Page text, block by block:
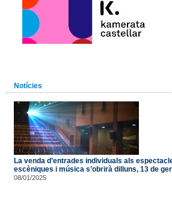
Notícies
La venda d’entrades individuals als
escèniques i música s’obrirà dilluns, 13 de
08/01/2025